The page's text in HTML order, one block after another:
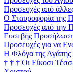
Προσευχές από
Ο Σταυροφορία της
Προσευχές από την
Ευσεβής
Προσευχές για να
Η Φλόγα της Αγάπης
† † † Οι Είκοσι